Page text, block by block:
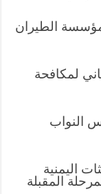
الطيران
لمكافحة
النواب
اليمنية
المقبلة